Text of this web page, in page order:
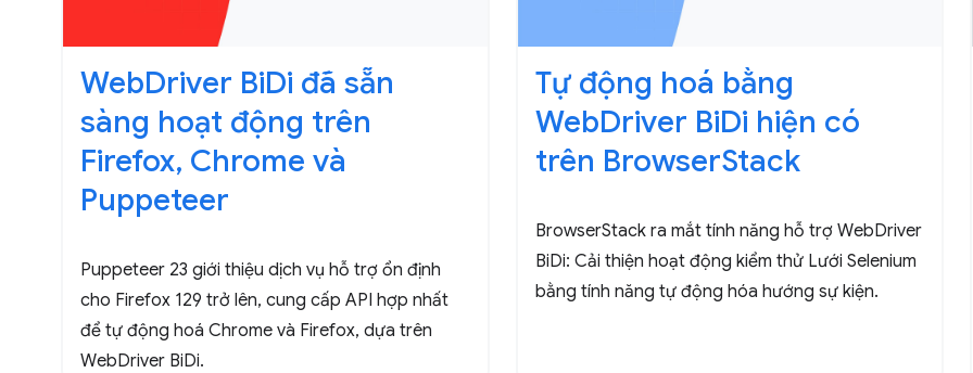
WebDriver BiDi đã sẵn
sàng hoạt động trên
Firefox, Chrome và
Puppeteer
Puppeteer 23 giới thiệu dịch vụ hỗ trợ ổn định
cho Firefox 129 trở lên, cung cấp API hợp nhất
để tự động hoá Chrome và Firefox, dựa trên
WebDriver BiDi.
Tự động hoá bằng
WebDriver BiDi hiện có
trên BrowserStack
BrowserStack ra mắt tính năng hỗ trợ WebDriver
BiDi: Cải thiện hoạt động kiểm thử Lưới Selenium
bằng tính năng tự động hóa hướng sự kiện.